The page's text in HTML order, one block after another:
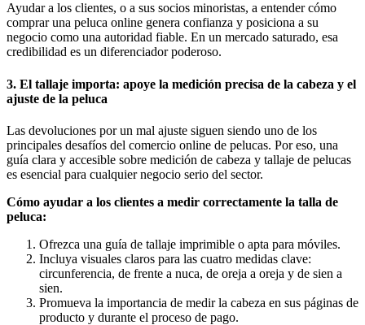
Ayudar a los clientes, o a sus socios minoristas, a entender cómo
comprar una peluca online genera confianza y posiciona a su
negocio como una autoridad fiable. En un mercado saturado, esa
credibilidad es un diferenciador poderoso.
3. El tallaje importa: apoye la medición precisa de la cabeza y el
ajuste de la peluca
Las devoluciones por un mal ajuste siguen siendo uno de los
principales desafíos del comercio online de pelucas. Por eso, una
guía clara y accesible sobre medición de cabeza y tallaje de pelucas
es esencial para cualquier negocio serio del sector.
Cómo ayudar a los clientes a medir correctamente la talla de
peluca:
Ofrezca una guía de tallaje imprimible o apta para móviles.
Incluya visuales claros para las cuatro medidas clave:
circunferencia, de frente a nuca, de oreja a oreja y de sien a
sien.
Promueva la importancia de medir la cabeza en sus páginas de
producto y durante el proceso de pago.